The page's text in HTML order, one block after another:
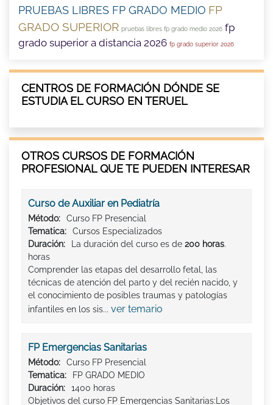
PRUEBAS LIBRES FP GRADO MEDIO FP
GRADO SUPERIOR pruebas libres fp grado medio 2026 fp
grado superior a distancia 2026 fp grado superior 2026
CENTROS DE FORMACIÓN DÓNDE SE
ESTUDIA EL CURSO EN TERUEL
OTROS CURSOS DE FORMACIÓN
PROFESIONAL QUE TE PUEDEN INTERESAR
Curso de Auxiliar en Pediatría
Método:
Curso FP Presencial
Tematica:
Cursos Especializados
Duración:
La duración del curso es de 200 horas.
horas
Comprender las etapas del desarrollo fetal, las
técnicas de atención del parto y del recién nacido, y
el conocimiento de posibles traumas y patologías
infantiles en los sis... ver temario
FP Emergencias Sanitarias
Método:
Curso FP Presencial
Tematica:
FP GRADO MEDIO
Duración:
1400 horas
Objetivos del curso FP Emergencias Sanitarias:Los